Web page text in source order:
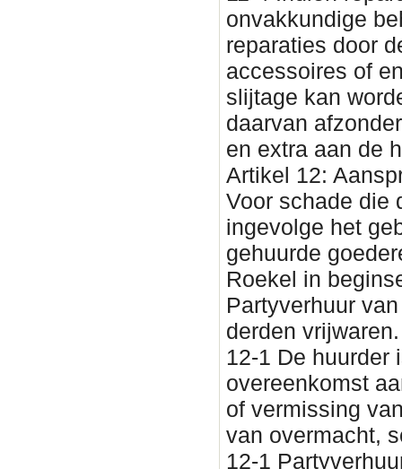
onvakkundige
reparaties door
accessoires of
slijtage kan
daarvan
en extra aan de
Artikel 12:
Voor schade die
ingevolge het
gehuurde
Roekel in
Partyverhuur
derden vrijwaren.
12-1 De huurder
overeenkomst
of vermissing
van overmacht,
12-1